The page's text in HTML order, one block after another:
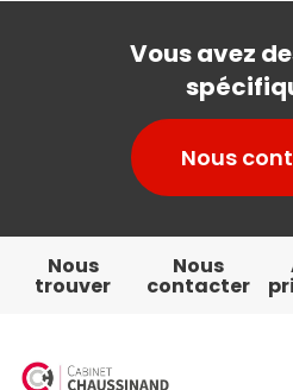
Vous avez
Nous
Nous
trouver
Nous
contacter